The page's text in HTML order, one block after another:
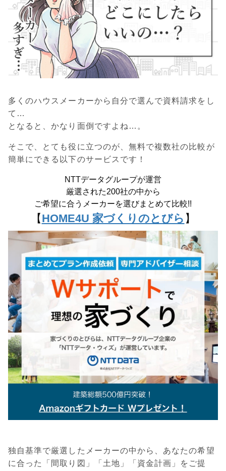
多くのハウスメーカーから自分で選んで資料請求をし
て…
となると、かなり面倒ですよね…。
そこで、とても役に立つのが、無料で複数社の比較が
簡単にできる以下のサービスです！
NTTデータグループが運営
厳選された200社の中から
ご希望に合うメーカーを選びまとめて比較!!
【HOME4U 家づくりのとびら 】
独自基準で厳選したメーカーの中から、あなたの希望
に合った「間取り図」「土地」「資金計画」をご提